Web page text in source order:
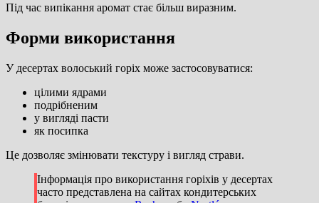
Під час випікання аромат стає більш виразним.
Форми використання
У десертах волоський горіх може застосовуватися:
цілими ядрами
подрібненим
у вигляді пасти
як посипка
Це дозволяє змінювати текстуру і вигляд страви.
Інформація про використання горіхів у десертах
часто представлена на сайтах кондитерських